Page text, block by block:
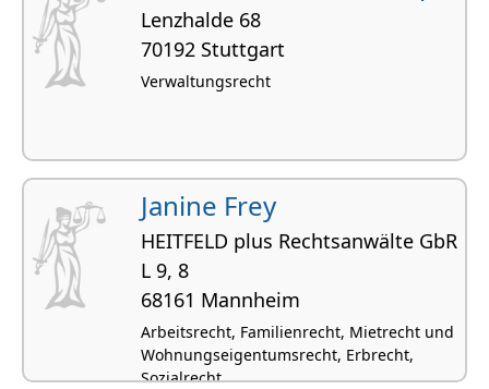
Lenzhalde 68
70192 Stuttgart
Verwaltungsrecht
Janine Frey
HEITFELD plus Rechtsanwälte GbR
L 9, 8
68161 Mannheim
Arbeitsrecht, Familienrecht, Mietrecht und
Wohnungseigentumsrecht, Erbrecht,
Sozialrecht